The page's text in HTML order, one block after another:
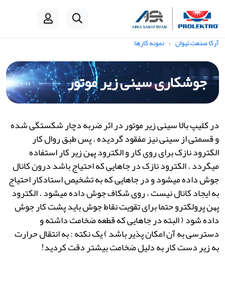
آرکا صنعت تیوان نمونه کارها
جوشکاری سینی زیر موتور
در کلیپ بالا سینی زیر موتور در اثر ضربه دچار شکستگی شده
و قسمتی از سینی نیز مفقود گردیده . پس طبق روال کار
الکترود نازک برای روی کار و الکترود پهن زیر کار استفاده
میگردد . الکترود نازک در جاهایی که احتیاج باشد درون کانال
جوش داده میشود و در جاهایی که به تشخیص استادکار احتیاج
به ایجاد کانال نیست ، روی شکاف جوش داده میشود . الکترود
پهن پرولکترو حتما برای تقویت نقاط جوش باید پشت کار جوش
داده شود ( البته در جاهایی که قطعه ضخامت داشته و
دسترسی به آن امکان پذیر باشد ) یک نکته : به انتقال حرارت
به زیر دست کار به دلیل ضخامت بیشتر دقت کردید!